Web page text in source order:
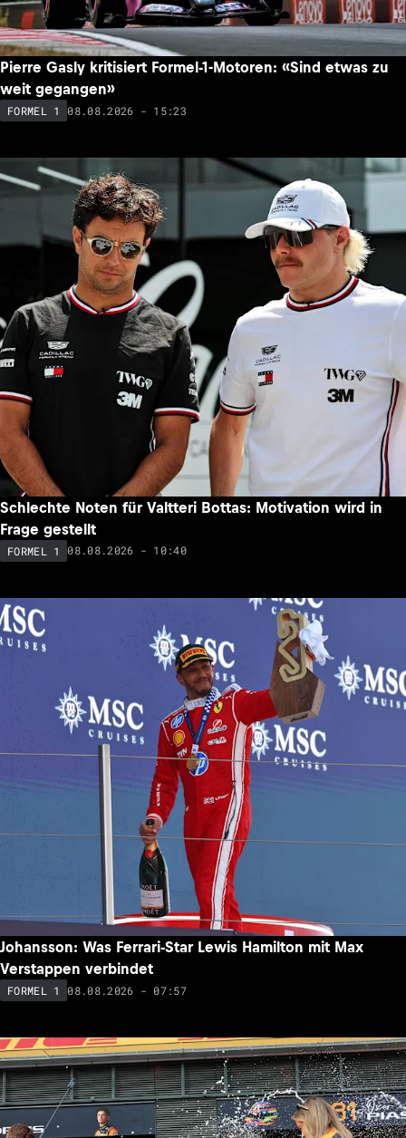
Pierre Gasly kritisiert Formel-1-Motoren: «Sind etwas zu
weit gegangen»
FORMEL 1 08.08.2026 - 15:23
Schlechte Noten für Valtteri Bottas: Motivation wird in
Frage gestellt
FORMEL 1 08.08.2026 - 10:40
Johansson: Was Ferrari-Star Lewis Hamilton mit Max
Verstappen verbindet
FORMEL 1 08.08.2026 - 07:57